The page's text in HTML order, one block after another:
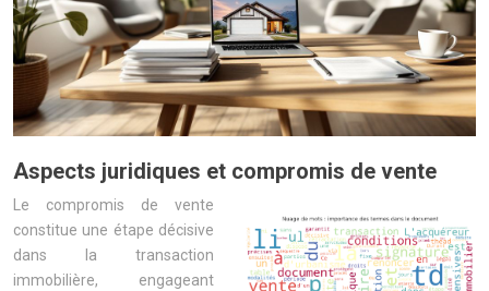
Aspects juridiques et compromis de vente
Le compromis de vente
constitue une étape décisive
dans la transaction
immobilière, engageant